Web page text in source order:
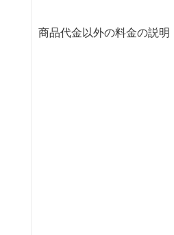
商品代金以外の料金の説明